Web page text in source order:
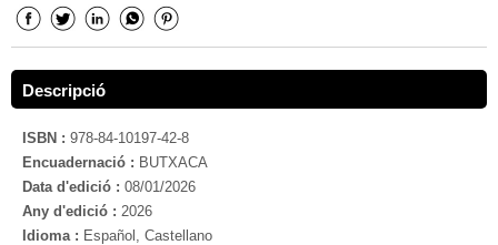
Descripció
ISBN : 978-84-10197-42-8
Encuadernació : BUTXACA
Data d'edició : 08/01/2026
Any d'edició : 2026
Idioma : Español, Castellano